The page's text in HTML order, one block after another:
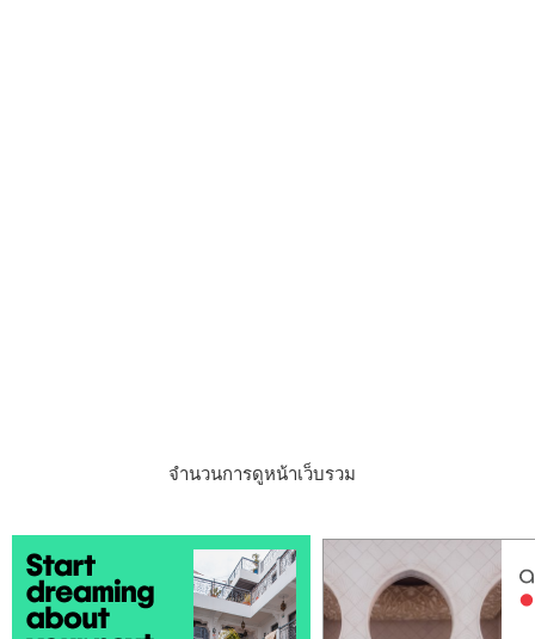
จำนวนการดูหน้าเว็บรวม